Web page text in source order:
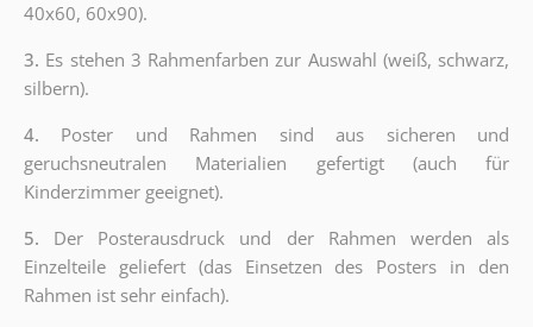
40x60, 60x90).
3. Es stehen 3 Rahmenfarben zur Auswahl (weiß, schwarz,
silbern).
4. Poster und Rahmen sind aus sicheren und
geruchsneutralen Materialien gefertigt (auch für
Kinderzimmer geeignet).
5. Der Posterausdruck und der Rahmen werden als
Einzelteile geliefert (das Einsetzen des Posters in den
Rahmen ist sehr einfach).